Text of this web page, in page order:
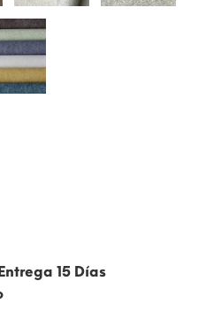
15 Días